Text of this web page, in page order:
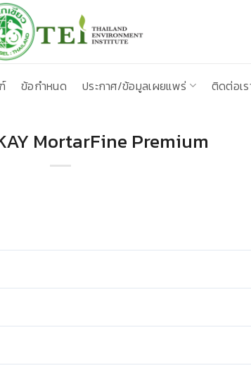
ข้อกำหนด ประกาศ/ข้อมูลเผยแพร่ ติดต่อเร
MortarFine Premium